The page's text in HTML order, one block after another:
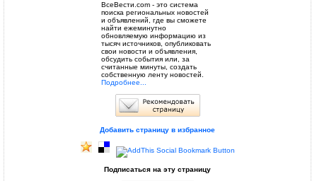
ВсеВести.com - это система
поиска региональных новостей
и объявлений, где вы сможете
найти ежеминутно
обновляемую информацию из
тысяч источников, опубликовать
свои новости и объявления,
обсудить события или, за
считанные минуты, создать
собственную ленту новостей.
Подробнее...
Добавить страницу в избранное
Подписаться на эту страницу